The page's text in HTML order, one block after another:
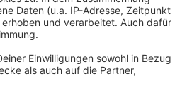
gibt es auch immer das
vor Ort. Deswegen kann
beantworten, so Silvia